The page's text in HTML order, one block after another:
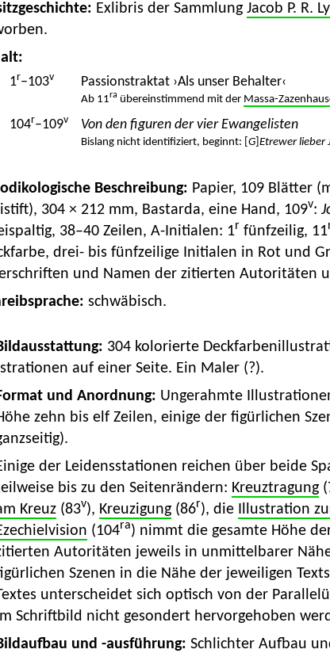
Exlibris der Sammlung Jacob P. R.
1r–103v Passionstraktat ›Als unser Behalter‹
Ab 11ra übereinstimmend mit der Massa-
104r–109v Von den figuren der vier Ewangelisten
Bislang nicht identifiziert, beginnt: [ G] Etrewer lieber
Beschreibung: Papier, 109 Blätter
304 × 212 mm, Bastarda, eine Hand, 109v:
38–40 Zeilen, A-Initialen: 1r fünfzeilig, 11
drei- bis fünfzeilige Initialen in Rot und
und Namen der zitierten Autoritäten
schwäbisch.
304 kolorierte
auf einer Seite. Ein Maler (?).
und Anordnung: Ungerahmte
zehn bis elf Zeilen, einige der figürlichen
der Leidensstationen reichen über beide
bis zu den Seitenrändern: Kreuztragung
Kreuz(83v), Kreuzigung(86r), die Illustration
(104ra) nimmt die gesamte Höhe
Autoritäten jeweils in unmittelbarer
Szenen in die Nähe der jeweiligen
unterscheidet sich optisch von der
Schriftbild nicht gesondert hervorgehoben
und -ausführung: Schlichter Aufbau